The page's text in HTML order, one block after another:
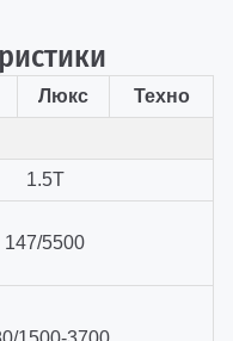
Люкс Техно
1.5T
147/5500